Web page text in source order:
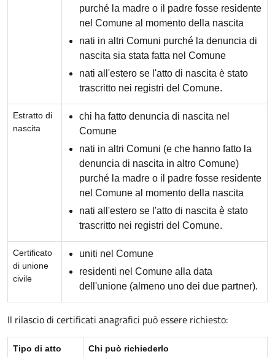
purché la madre o il padre fosse residente
nel Comune al momento della nascita
nati in altri Comuni purché la denuncia di
nascita sia stata fatta nel Comune
nati all'estero se l'atto di nascita è stato
trascritto nei registri del Comune.
Estratto di
nascita
chi ha fatto denuncia di nascita nel
Comune
nati in altri Comuni (e che hanno fatto la
denuncia di nascita in altro Comune)
purché la madre o il padre fosse residente
nel Comune al momento della nascita
nati all'estero se l'atto di nascita è stato
trascritto nei registri del Comune.
Certificato
di unione
civile
uniti nel Comune
residenti nel Comune alla data
dell'unione (almeno uno dei due partner).
Il rilascio di certificati anagrafici può essere richiesto:
Tipo di atto Chi può richiederlo